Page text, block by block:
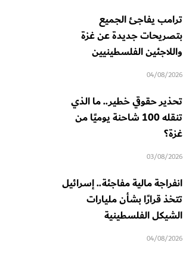
ترامب يفاجئ الجميع
بتصريحات جديدة عن غزة
واللاجئين الفلسطينيين
04/08/2026
تحذير حقوقي خطير.. ما الذي
تنقله 100 شاحنة يوميًا من
غزة؟
03/08/2026
انفراجة مالية مفاجئة.. إسرائيل
تتخذ قرارًا بشأن مليارات
الشيكل الفلسطينية
04/08/2026